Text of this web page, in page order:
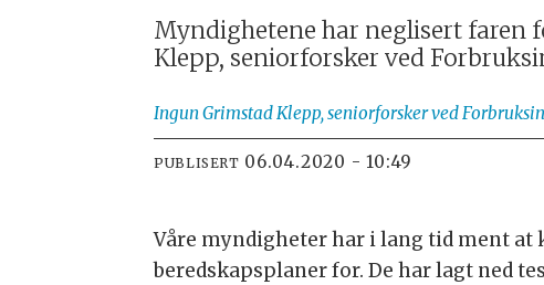
Myndighetene har neglisert faren
Klepp, seniorforsker ved
Ingun Grimstad Klepp, seniorforsker ved
PUBLISERT 06.04.2020 - 10:49
Våre myndigheter har i lang tid ment
beredskapsplaner for. De har lagt ned